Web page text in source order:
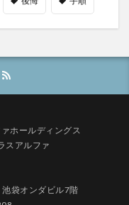
ホールディングス
スアルファ
袋オンダビル7階